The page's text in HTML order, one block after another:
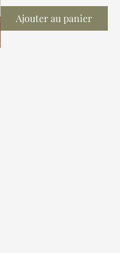
Ajouter au panier